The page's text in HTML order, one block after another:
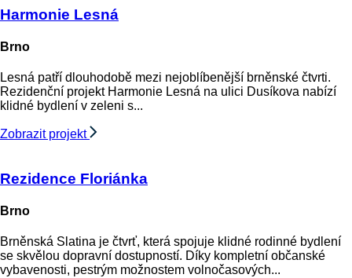
Harmonie Lesná
Brno
Lesná patří dlouhodobě mezi nejoblíbenější brněnské čtvrti.
Rezidenční projekt Harmonie Lesná na ulici Dusíkova nabízí
klidné bydlení v zeleni s...
Zobrazit projekt
Rezidence Floriánka
Brno
Brněnská Slatina je čtvrť, která spojuje klidné rodinné bydlení
se skvělou dopravní dostupností. Díky kompletní občanské
vybavenosti, pestrým možnostem volnočasových...